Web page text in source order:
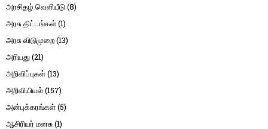
அரசிதழ் வெளியீடு(8)
அரசு திட்டங்கள்(1)
அரசு விடுமுறை(13)
அரியது(21)
அறிவிப்புகள்(13)
அறிவியியல் (157)
அன்புக்கரங்கள்(5)
ஆசிரியர் மனசு(1)